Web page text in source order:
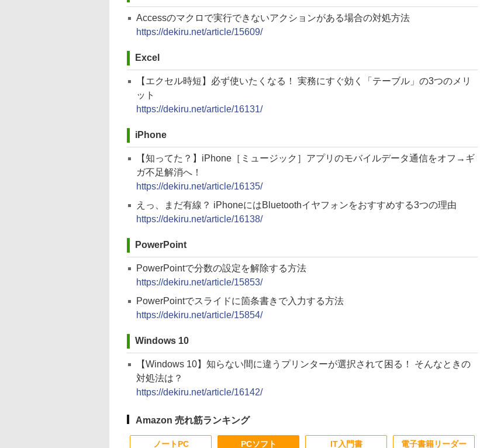
Accessのマクロで実行できないアクションがある場合の対処方法
https://dekiru.net/article/15609/
Excel
【エクセル時短】必ず使いたくなる！ 実務にすぐ効く「テーブル」の3つのメリ
ット
https://dekiru.net/article/16131/
iPhone
【知ってた？】iPhone［ミュージック］アプリのモバイルデータ通信をオフ→ギ
ガ不足解消へ！
https://dekiru.net/article/16135/
えっ、まだ有線？ iPhoneにはBluetoothイヤフォンをおすすめする3つの理由
https://dekiru.net/article/16138/
PowerPoint
PowerPointで分数の設定を解除する方法
https://dekiru.net/article/15853/
PowerPointでスライドに箇条書きで入力する方法
https://dekiru.net/article/15854/
Windows 10
【Windows 10】知らない間に違うプリンターが選択されて困る！ そんなときの
対処法は？
https://dekiru.net/article/16142/
Amazon 売れ筋ランキング
ノートPC PCソフト IT入門書 電子書籍リーダー